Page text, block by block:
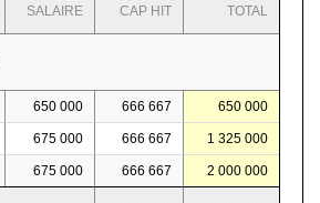
SALAIRE CAP HIT TOTAL
650 000 666 667 650 000
675 000 666 667 1 325 000
675 000 666 667 2 000 000